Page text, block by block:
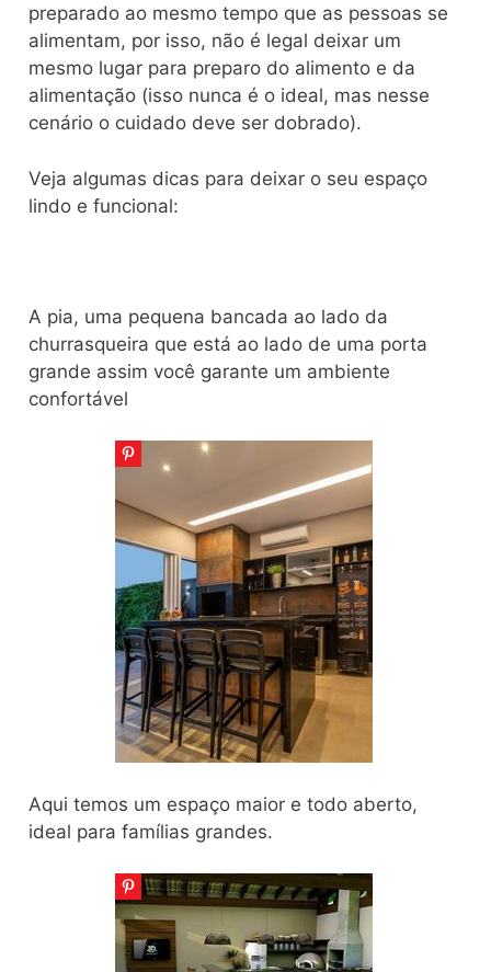
preparado ao mesmo tempo que as pessoas se
alimentam, por isso, não é legal deixar um
mesmo lugar para preparo do alimento e da
alimentação (isso nunca é o ideal, mas nesse
cenário o cuidado deve ser dobrado).
Veja algumas dicas para deixar o seu espaço
lindo e funcional:
A pia, uma pequena bancada ao lado da
churrasqueira que está ao lado de uma porta
grande assim você garante um ambiente
confortável
Aqui temos um espaço maior e todo aberto,
ideal para famílias grandes.